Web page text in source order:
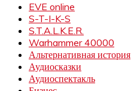
EVE online
S-T-I-K-S
S.T.A.L.K.E.R.
Warhammer 40000
Альтернативная история
Аудиосказки
Аудиоспектакль